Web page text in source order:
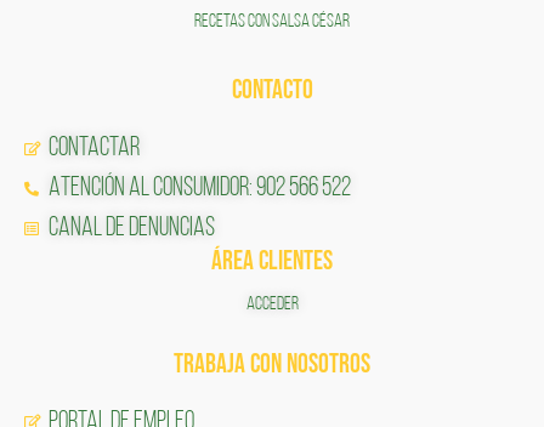
RECETAS CON SALSA CÉSAR
CONTACTO
Contactar
Atención al Consumidor: 902 566 522
Canal de Denuncias
ÁREA CLIENTES
ACCEDER
TRABAJA CON NOSOTROS